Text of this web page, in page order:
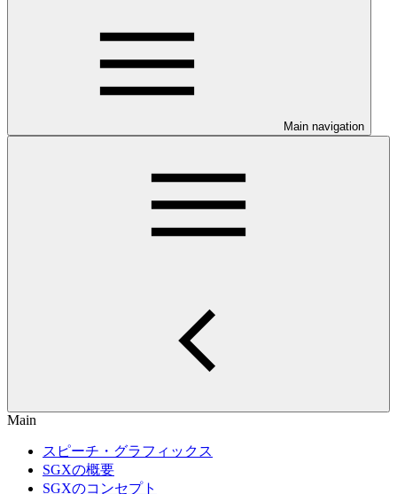
Main navigation
Main
スピーチ・グラフィックス
SGXの概要
SGXのコンセプト